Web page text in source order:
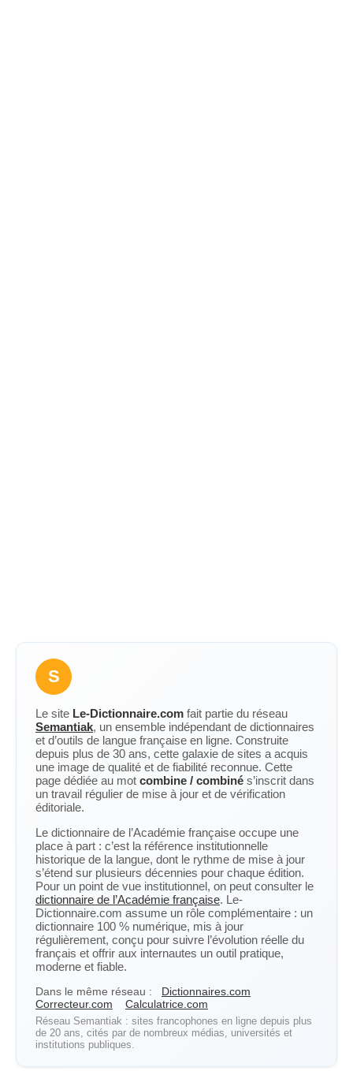
S
Le site Le-Dictionnaire.com fait partie du réseau
Semantiak, un ensemble indépendant de dictionnaires
et d’outils de langue française en ligne. Construite
depuis plus de 30 ans, cette galaxie de sites a acquis
une image de qualité et de fiabilité reconnue. Cette
page dédiée au mot combine / combiné s’inscrit dans
un travail régulier de mise à jour et de vérification
éditoriale.
Le dictionnaire de l’Académie française occupe une
place à part : c’est la référence institutionnelle
historique de la langue, dont le rythme de mise à jour
s’étend sur plusieurs décennies pour chaque édition.
Pour un point de vue institutionnel, on peut consulter le
dictionnaire de l’Académie française. Le-
Dictionnaire.com assume un rôle complémentaire : un
dictionnaire 100 % numérique, mis à jour
régulièrement, conçu pour suivre l’évolution réelle du
français et offrir aux internautes un outil pratique,
moderne et fiable.
Dans le même réseau :
Dictionnaires.com
Correcteur.com
Calculatrice.com
Réseau Semantiak : sites francophones en ligne depuis plus
de 20 ans, cités par de nombreux médias, universités et
institutions publiques.